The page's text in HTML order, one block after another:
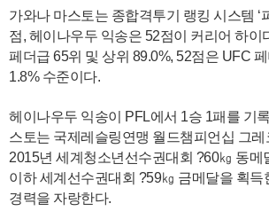
가와나 마스토는 종합격투기 랭킹 시스템 ‘
점, 헤이나우두 익송은 52점이 커리어 하이
페더급 65위 및 상위 89.0%, 52점은 UFC
1.8% 수준이다.
헤이나우두 익송이 PFL에서 1승 1패를 기
스토는 국제레슬링연맹 월드챔피언십 그
2015년 세계청소년선수권대회 ?60㎏ 동메
이하 세계선수권대회 ?59㎏ 금메달을 획득
경력을 자랑한다.